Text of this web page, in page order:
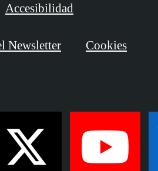
Accesibilidad
Newsletter Cookies